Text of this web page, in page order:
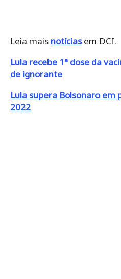
Leia mais notíciasem DCI.
Lula recebe 1ª dose da
de ignorante
Lula supera Bolsonaro em
2022